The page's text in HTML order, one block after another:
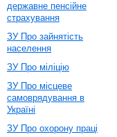
державне пенсійне
страхування
ЗУ Про зайнятість
населення
ЗУ Про міліцію
ЗУ Про місцеве
самоврядування в
Україні
ЗУ Про охорону праці